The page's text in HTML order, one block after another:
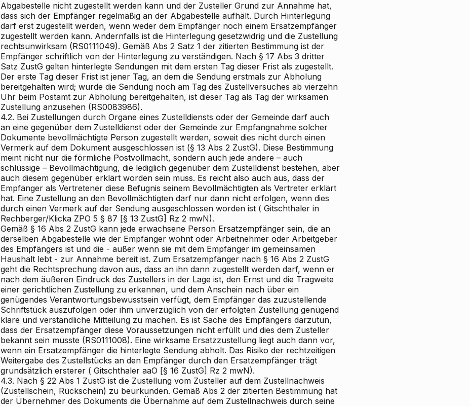
Abgabestelle nicht zugestellt werden kann und der Zusteller Grund zur Annahme hat,
dass sich der Empfänger regelmäßig an der Abgabestelle aufhält. Durch Hinterlegung
darf erst zugestellt werden, wenn weder dem Empfänger noch einem Ersatzempfänger
zugestellt werden kann. Andernfalls ist die Hinterlegung gesetzwidrig und die Zustellung
rechtsunwirksam (RS0111049). Gemäß Abs 2 Satz 1 der zitierten Bestimmung ist der
Empfänger schriftlich von der Hinterlegung zu verständigen. Nach § 17 Abs 3 dritter
Satz ZustG gelten hinterlegte Sendungen mit dem ersten Tag dieser Frist als zugestellt.
Der erste Tag dieser Frist ist jener Tag, an dem die Sendung erstmals zur Abholung
bereitgehalten wird; wurde die Sendung noch am Tag des Zustellversuches ab vierzehn
Uhr beim Postamt zur Abholung bereitgehalten, ist dieser Tag als Tag der wirksamen
Zustellung anzusehen (RS0083986).
4.2. Bei Zustellungen durch Organe eines Zustelldiensts oder der Gemeinde darf auch
an eine gegenüber dem Zustelldienst oder der Gemeinde zur Empfangnahme solcher
Dokumente bevollmächtigte Person zugestellt werden, soweit dies nicht durch einen
Vermerk auf dem Dokument ausgeschlossen ist (§ 13 Abs 2 ZustG). Diese Bestimmung
meint nicht nur die förmliche Postvollmacht, sondern auch jede andere – auch
schlüssige – Bevollmächtigung, die lediglich gegenüber dem Zustelldienst bestehen, aber
auch diesem gegenüber erklärt worden sein muss. Es reicht also auch aus, dass der
Empfänger als Vertretener diese Befugnis seinem Bevollmächtigten als Vertreter erklärt
hat. Eine Zustellung an den Bevollmächtigten darf nur dann nicht erfolgen, wenn dies
durch einen Vermerk auf der Sendung ausgeschlossen worden ist ( Gitschthaler in
Rechberger/Klicka ZPO 5 § 87 [§ 13 ZustG] Rz 2 mwN).
Gemäß § 16 Abs 2 ZustG kann jede erwachsene Person Ersatzempfänger sein, die an
derselben Abgabestelle wie der Empfänger wohnt oder Arbeitnehmer oder Arbeitgeber
des Empfängers ist und die - außer wenn sie mit dem Empfänger im gemeinsamen
Haushalt lebt - zur Annahme bereit ist. Zum Ersatzempfänger nach § 16 Abs 2 ZustG
geht die Rechtsprechung davon aus, dass an ihn dann zugestellt werden darf, wenn er
nach dem äußeren Eindruck des Zustellers in der Lage ist, den Ernst und die Tragweite
einer gerichtlichen Zustellung zu erkennen, und dem Anschein nach über ein
genügendes Verantwortungsbewusstsein verfügt, dem Empfänger das zuzustellende
Schriftstück auszufolgen oder ihm unverzüglich von der erfolgten Zustellung genügend
klare und verständliche Mitteilung zu machen. Es ist Sache des Empfängers darzutun,
dass der Ersatzempfänger diese Voraussetzungen nicht erfüllt und dies dem Zusteller
bekannt sein musste (RS0111008). Eine wirksame Ersatzzustellung liegt auch dann vor,
wenn ein Ersatzempfänger die hinterlegte Sendung abholt. Das Risiko der rechtzeitigen
Weitergabe des Zustellstücks an den Empfänger durch den Ersatzempfänger trägt
grundsätzlich ersterer ( Gitschthaler aaO [§ 16 ZustG] Rz 2 mwN).
4.3. Nach § 22 Abs 1 ZustG ist die Zustellung vom Zusteller auf dem Zustellnachweis
(Zustellschein, Rückschein) zu beurkunden. Gemäß Abs 2 der zitierten Bestimmung hat
der Übernehmer des Dokuments die Übernahme auf dem Zustellnachweis durch seine